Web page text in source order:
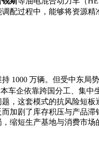
配过程中，能够将资源
1000 万辆。但受中东局
车企依靠跨国分工、集中
，这套模式的抗风险短
加剧了库存积压与产品
缩短生产基地与消费市